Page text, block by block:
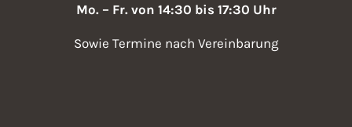
Mo. – Fr. von 14:30 bis 17:30 Uhr
Sowie Termine nach Vereinbarung